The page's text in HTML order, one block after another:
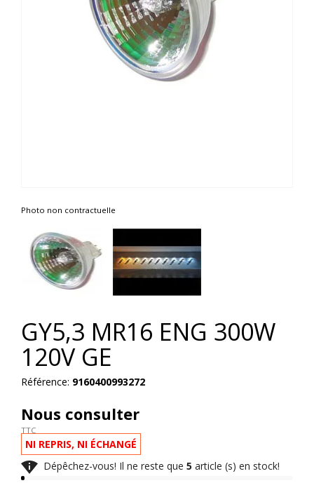
Photo non contractuelle
GY5,3 MR16 ENG 300W
120V GE
Référence: 9160400993272
Nous consulter
TTC
NI REPRIS, NI ÉCHANGÉ
 Dépêchez-vous! Il ne reste que 5 article (s) en stock!